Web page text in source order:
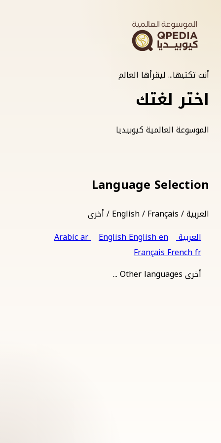
أنت تكتبها... ليقرأها العالم
اختر لغتك
الموسوعة العالمية كيوبيديا
Language Selection
العربية / English / Français / أخرى
العربية
Arabicar EnglishEnglishen
FrançaisFrenchfr
أخرىOther languages
...